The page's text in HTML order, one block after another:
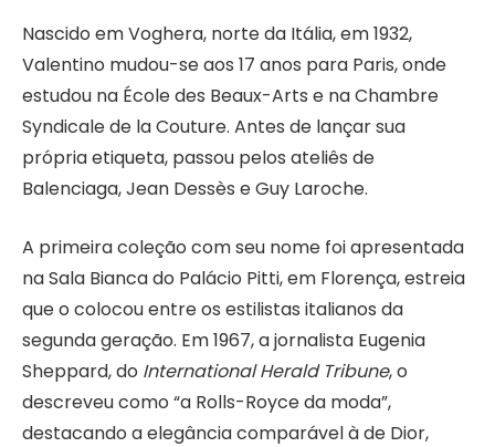
Nascido em Voghera, norte da Itália, em 1932,
Valentino mudou-se aos 17 anos para Paris, onde
estudou na École des Beaux-Arts e na Chambre
Syndicale de la Couture. Antes de lançar sua
própria etiqueta, passou pelos ateliês de
Balenciaga, Jean Dessès e Guy Laroche.
A primeira coleção com seu nome foi apresentada
na Sala Bianca do Palácio Pitti, em Florença, estreia
que o colocou entre os estilistas italianos da
segunda geração. Em 1967, a jornalista Eugenia
Sheppard, do International Herald Tribune, o
descreveu como “a Rolls-Royce da moda”,
destacando a elegância comparável à de Dior,